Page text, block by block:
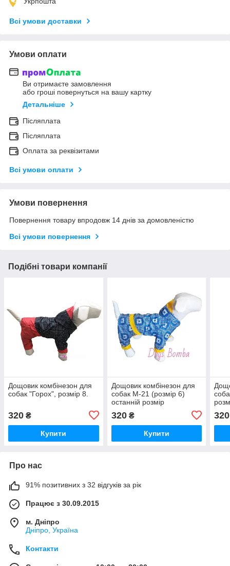
Всі умови доставки
Умови оплати
Ви отримаєте замовлення
або гроші повернуться на вашу картку
Детальніше
Післяплата
Післяплата
Оплата за реквізитами
Всі умови оплати
Умови повернення
Повернення товару впродовж 14 днів за домовленістю
Всі умови повернення
Подібні товари компанії
Дощовик комбінезон для
собак "Горох", розмір 8.
320 ₴
Купити
Дощовик комбінезон для
собак M-21 (розмір 6)
останній розмір
320₴
Купити
320
Про нас
91% позитивних з 32 відгуків за рік
Працює з 30.09.2015
м. Дніпро
Дніпро, Україна
Контакти